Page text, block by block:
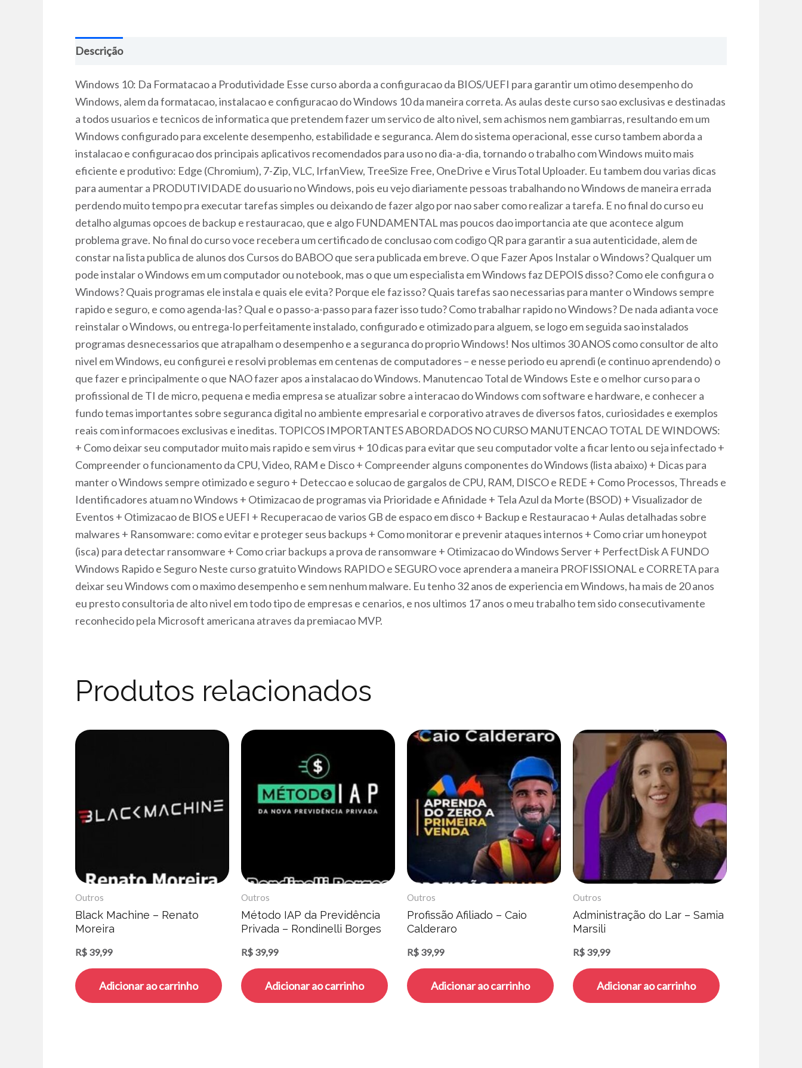
Descrição
Windows 10: Da Formatacao a Produtividade Esse curso aborda a configuracao da BIOS/UEFI para garantir um otimo desempenho do
Windows, alem da formatacao, instalacao e configuracao do Windows 10 da maneira correta. As aulas deste curso sao exclusivas e destinadas
a todos usuarios e tecnicos de informatica que pretendem fazer um servico de alto nivel, sem achismos nem gambiarras, resultando em um
Windows configurado para excelente desempenho, estabilidade e seguranca. Alem do sistema operacional, esse curso tambem aborda a
instalacao e configuracao dos principais aplicativos recomendados para uso no dia-a-dia, tornando o trabalho com Windows muito mais
eficiente e produtivo: Edge (Chromium), 7-Zip, VLC, IrfanView, TreeSize Free, OneDrive e VirusTotal Uploader. Eu tambem dou varias dicas
para aumentar a PRODUTIVIDADE do usuario no Windows, pois eu vejo diariamente pessoas trabalhando no Windows de maneira errada
perdendo muito tempo pra executar tarefas simples ou deixando de fazer algo por nao saber como realizar a tarefa. E no final do curso eu
detalho algumas opcoes de backup e restauracao, que e algo FUNDAMENTAL mas poucos dao importancia ate que acontece algum
problema grave. No final do curso voce recebera um certificado de conclusao com codigo QR para garantir a sua autenticidade, alem de
constar na lista publica de alunos dos Cursos do BABOO que sera publicada em breve. O que Fazer Apos Instalar o Windows? Qualquer um
pode instalar o Windows em um computador ou notebook, mas o que um especialista em Windows faz DEPOIS disso? Como ele configura o
Windows? Quais programas ele instala e quais ele evita? Porque ele faz isso? Quais tarefas sao necessarias para manter o Windows sempre
rapido e seguro, e como agenda-las? Qual e o passo-a-passo para fazer isso tudo? Como trabalhar rapido no Windows? De nada adianta voce
reinstalar o Windows, ou entrega-lo perfeitamente instalado, configurado e otimizado para alguem, se logo em seguida sao instalados
programas desnecessarios que atrapalham o desempenho e a seguranca do proprio Windows! Nos ultimos 30 ANOS como consultor de alto
nivel em Windows, eu configurei e resolvi problemas em centenas de computadores – e nesse periodo eu aprendi (e continuo aprendendo) o
que fazer e principalmente o que NAO fazer apos a instalacao do Windows. Manutencao Total de Windows Este e o melhor curso para o
profissional de TI de micro, pequena e media empresa se atualizar sobre a interacao do Windows com software e hardware, e conhecer a
fundo temas importantes sobre seguranca digital no ambiente empresarial e corporativo atraves de diversos fatos, curiosidades e exemplos
reais com informacoes exclusivas e ineditas. TOPICOS IMPORTANTES ABORDADOS NO CURSO MANUTENCAO TOTAL DE WINDOWS:
+ Como deixar seu computador muito mais rapido e sem virus + 10 dicas para evitar que seu computador volte a ficar lento ou seja infectado +
Compreender o funcionamento da CPU, Video, RAM e Disco + Compreender alguns componentes do Windows (lista abaixo) + Dicas para
manter o Windows sempre otimizado e seguro + Deteccao e solucao de gargalos de CPU, RAM, DISCO e REDE + Como Processos, Threads e
Identificadores atuam no Windows + Otimizacao de programas via Prioridade e Afinidade + Tela Azul da Morte (BSOD) + Visualizador de
Eventos + Otimizacao de BIOS e UEFI + Recuperacao de varios GB de espaco em disco + Backup e Restauracao + Aulas detalhadas sobre
malwares + Ransomware: como evitar e proteger seus backups + Como monitorar e prevenir ataques internos + Como criar um honeypot
(isca) para detectar ransomware + Como criar backups a prova de ransomware + Otimizacao do Windows Server + PerfectDisk A FUNDO
Windows Rapido e Seguro Neste curso gratuito Windows RAPIDO e SEGURO voce aprendera a maneira PROFISSIONAL e CORRETA para
deixar seu Windows com o maximo desempenho e sem nenhum malware. Eu tenho 32 anos de experiencia em Windows, ha mais de 20 anos
eu presto consultoria de alto nivel em todo tipo de empresas e cenarios, e nos ultimos 17 anos o meu trabalho tem sido consecutivamente
reconhecido pela Microsoft americana atraves da premiacao MVP.
Produtos relacionados
Outros
Black Machine – Renato
Moreira
R$ 39,99
Adicionar ao carrinho
Outros
Método IAP da Previdência
Privada – Rondinelli Borges
R$ 39,99
Adicionar ao carrinho
Outros
Profissão Afiliado – Caio
Calderaro
R$ 39,99
Adicionar ao carrinho
Outros
Administração do Lar – Samia
Marsili
R$ 39,99
Adicionar ao carrinho